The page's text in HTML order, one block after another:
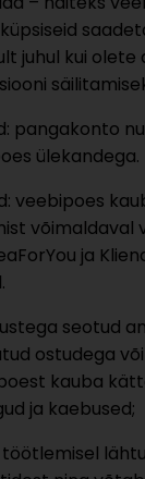
juhul kui olete
pangakonto
ülekandega.
veebipoes
võimaldaval
ja
seotud
ostudega
kauba
ja kaebused;